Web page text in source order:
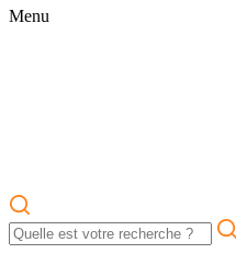
Menu